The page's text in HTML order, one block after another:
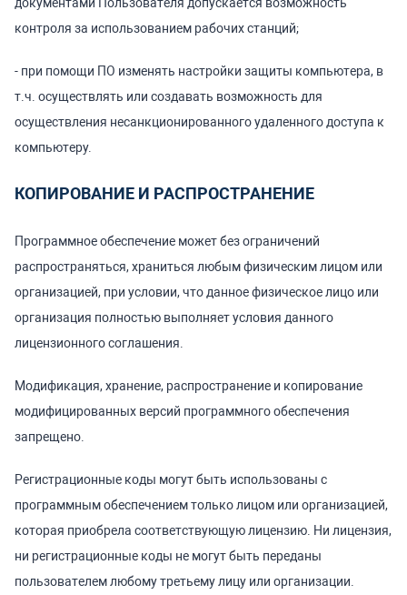
контроля за использованием рабочих станций;
- при помощи ПО изменять настройки защиты компьютера, в
т.ч. осуществлять или создавать возможность для
осуществления несанкционированного удаленного доступа к
компьютеру.
КОПИРОВАНИЕ И РАСПРОСТРАНЕНИЕ
Программное обеспечение может без ограничений
распространяться, храниться любым физическим лицом или
организацией, при условии, что данное физическое лицо или
организация полностью выполняет условия данного
лицензионного соглашения.
Модификация, хранение, распространение и копирование
модифицированных версий программного обеспечения
запрещено.
Регистрационные коды могут быть использованы с
программным обеспечением только лицом или организацией,
которая приобрела соответствующую лицензию. Ни лицензия,
ни регистрационные коды не могут быть переданы
пользователем любому третьему лицу или организации.